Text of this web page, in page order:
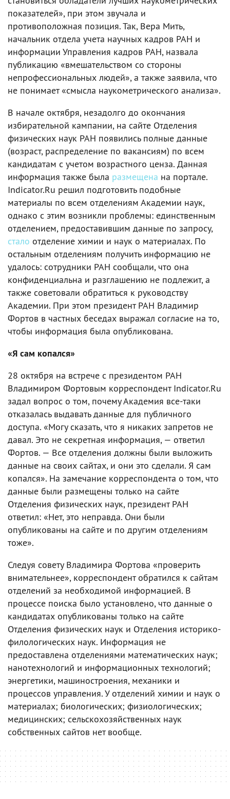
показателей», при этом звучала и
противоположная позиция. Так, Вера Мить,
начальник отдела учета научных кадров РАН и
информации Управления кадров РАН, назвала
публикацию «вмешательством со стороны
непрофессиональных людей», а также заявила, что
не понимает «смысла наукометрического анализа».
В начале октября, незадолго до окончания
избирательной кампании, на сайте Отделения
физических наук РАН появились полные данные
(возраст, распределение по вакансиям) по всем
кандидатам с учетом возрастного ценза. Данная
информация также была размещена на портале.
Indicator.Ru решил подготовить подобные
материалы по всем отделениям Академии наук,
однако с этим возникли проблемы: единственным
отделением, предоставившим данные по запросу,
стало отделение химии и наук о материалах. По
остальным отделениям получить информацию не
удалось: сотрудники РАН сообщали, что она
конфиденциальна и разглашению не подлежит, а
также советовали обратиться к руководству
Академии. При этом президент РАН Владимир
Фортов в частных беседах выражал согласие на то,
чтобы информация была опубликована.
«Я сам копался»
28 октября на встрече с президентом РАН
Владимиром Фортовым корреспондент Indicator.Ru
задал вопрос о том, почему Академия все-таки
отказалась выдавать данные для публичного
доступа. «Могу сказать, что я никаких запретов не
давал. Это не секретная информация, — ответил
Фортов. — Все отделения должны были выложить
данные на своих сайтах, и они это сделали. Я сам
копался». На замечание корреспондента о том, что
данные были размещены только на сайте
Отделения физических наук, президент РАН
ответил: «Нет, это неправда. Они были
опубликованы на сайте и по другим отделениям
тоже».
Следуя совету Владимира Фортова «проверить
внимательнее», корреспондент обратился к сайтам
отделений за необходимой информацией. В
процессе поиска было установлено, что данные о
кандидатах опубликованы только на сайте
Отделения физических наук и Отделения историко-
филологических наук. Информация не
предоставлена отделениями математических наук;
нанотехнологий и информационных технологий;
энергетики, машиностроения, механики и
процессов управления. У отделений химии и наук о
материалах; биологических; физиологических;
медицинских; сельскохозяйственных наук
собственных сайтов нет вообще.